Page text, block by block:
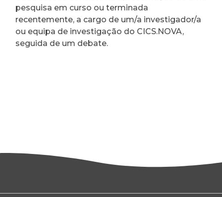
pesquisa em curso ou terminada
recentemente, a cargo de um/a investigador/a
ou equipa de investigação do CICS.NOVA,
seguida de um debate.